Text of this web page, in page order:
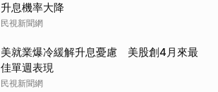
升息機率大降
民視新聞網
美就業爆冷緩解升息憂慮 美股創4月來最
佳單週表現
民視新聞網